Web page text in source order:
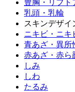
豊胸・リフト
乳頭・乳輪
スキンデザ
ニキビ・ニキ
青あざ・異所
赤あざ・赤ら
しみ
しわ
たるみ